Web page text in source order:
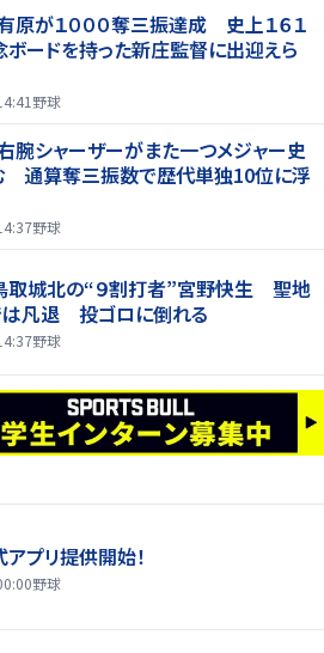
原が１０００奪三振達成 史上１６１
ードを持った新庄監督に出迎えら
野球
腕シャーザーがまた一つメジャー史
通算奪三振数で歴代単独10位に浮
野球
鳥取城北の“９割打者”宮野快生 聖地
は凡退 投ゴロに倒れる
野球
プリ提供開始！
野球